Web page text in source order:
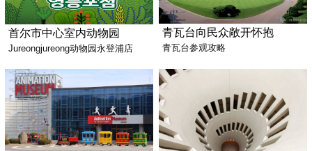
首尔市中心室内动物园
Jureongjureong动物园永登浦店
青瓦台向民众敞开怀抱
青瓦台参观攻略